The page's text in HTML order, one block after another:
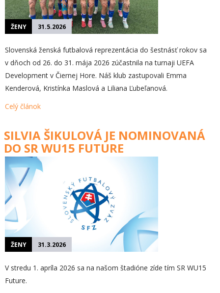
ŽENY 31.5.2026
Slovenská ženská futbalová reprezentácia do šestnásť rokov sa
v dňoch od 26. do 31. mája 2026 zúčastnila na turnaji UEFA
Development v Čiernej Hore. Náš klub zastupovali Emma
Kenderová, Kristínka Maslová a Liliana Ľubeľanová.
Celý článok
SILVIA ŠIKULOVÁ JE NOMINOVANÁ
DO SR WU15 FUTURE
ŽENY 31.3.2026
V stredu 1. apríla 2026 sa na našom štadióne zíde tím SR WU15
Future.